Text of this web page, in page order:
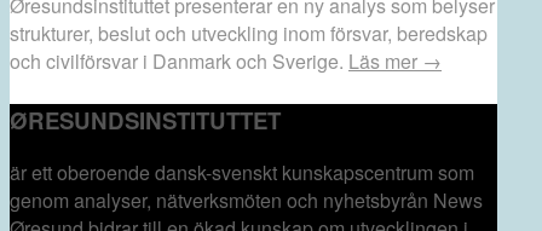
strukturer, beslut och utveckling inom försvar, beredskap
och civilförsvar i Danmark och Sverige. Läs mer →
ØRESUNDSINSTITUTTET
är ett oberoende dansk-svenskt kunskapscentrum som
genom analyser, nätverksmöten och nyhetsbyrån News